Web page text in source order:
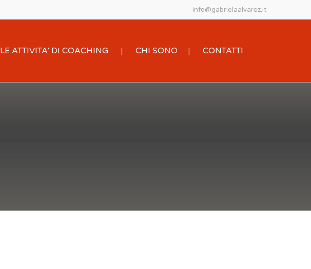
info@gabrielaalvarez.it
LE ATTIVITA’ DI COACHING CHI SONO CONTATTI